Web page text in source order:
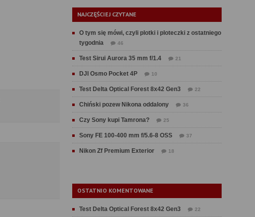
NAJCZĘŚCIEJ CZYTANE
O tym się mówi, czyli plotki i ploteczki z ostatniego
tygodnia
46
Test Sirui Aurora 35 mm f/1.4 21
DJI Osmo Pocket 4P 10
Test Delta Optical Forest 8x42 Gen3 22
Chiński pozew Nikona oddalony 36
Czy Sony kupi Tamrona? 25
Sony FE 100-400 mm f/5.6-8 OSS 37
Nikon Zf Premium Exterior 18
OSTATNIO KOMENTOWANE
Test Delta Optical Forest 8x42 Gen3 22